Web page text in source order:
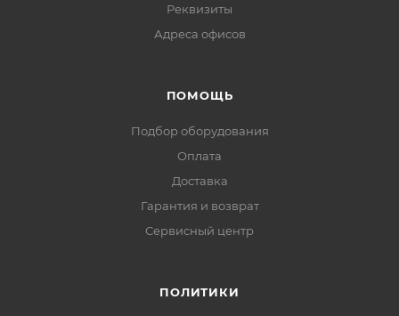
USB-концентратор: есть
Регулировка по высоте: есть
Реквизиты
Адреса офисов
ПОМОЩЬ
Подбор оборудования
Оплата
Доставка
Гарантия и возврат
Сервисный центр
ПОЛИТИКИ